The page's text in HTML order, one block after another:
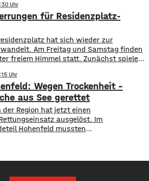
Region um ihr Erspartes gebracht. ​Laut
Täter mithilfe von KI täuschen echte
fälschen Empfehlungen von prominenten
Ziel: echte
für Residenzplatz-
hat sich wieder zur
Am Freitag und Samstag finden
freiem Himmel statt. Zunächst spielen
Konzert des Duos Fast Boy. Das
und den Abbrunzati Boys ist
Menschen werden
Wegen Trockenheit –
aus See gerettet
der Region hat jetzt einen
ausgelöst. Im
Hohenfeld mussten
rückten Fachleute an. Mit